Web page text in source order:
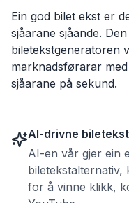
Ein god bilet ekst er
sjåarane sjåande.
biletekstgeneratoren
marknadsførarar
sjåarane på sekund.
AI-drivne
AI-en vår gjer ein
for å vinne klikk,